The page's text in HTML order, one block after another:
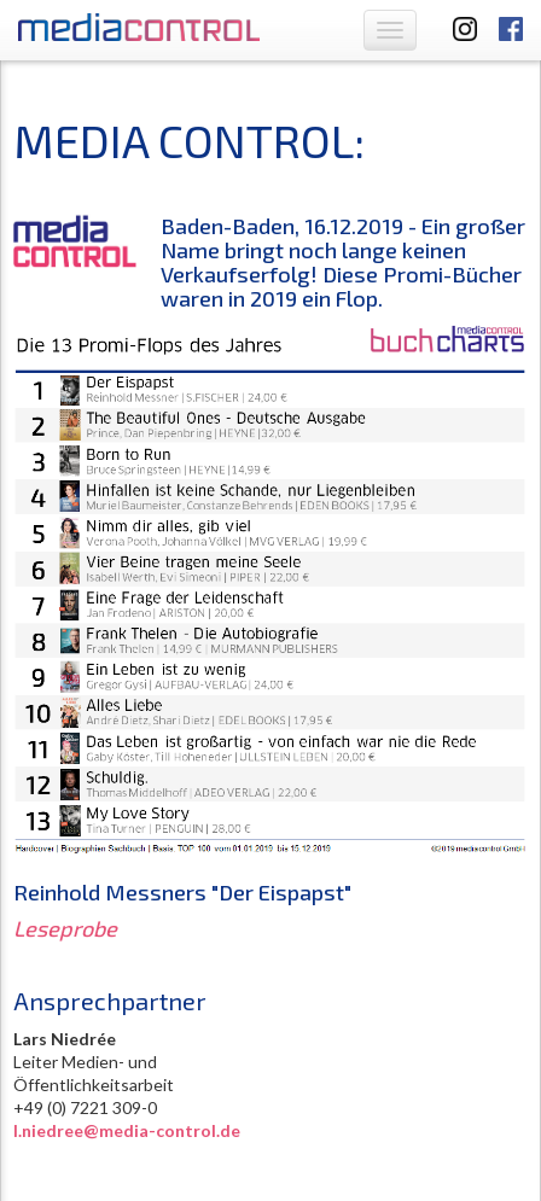
Toggle
navigation
MEDIA CONTROL:
Baden-Baden, 16.12.2019 - Ein großer
Name bringt noch lange keinen
Verkaufserfolg! Diese Promi-Bücher
waren in 2019 ein Flop.
Reinhold Messners "Der Eispapst"
Leseprobe
Ansprechpartner
Lars Niedrée
Leiter Medien- und
Öffentlichkeitsarbeit
+49 (0) 7221 309-0
l.niedree@media-control.de